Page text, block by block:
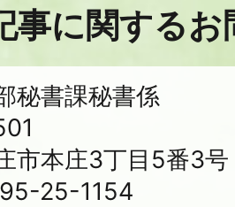
事に関する
秘書課秘書係
市本庄3丁目5番3号
25-1154